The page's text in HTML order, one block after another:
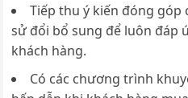
Tiếp thu ý kiến đóng góp
sử đổi bổ sung để luôn đáp
khách hàng.
Có các chương trình